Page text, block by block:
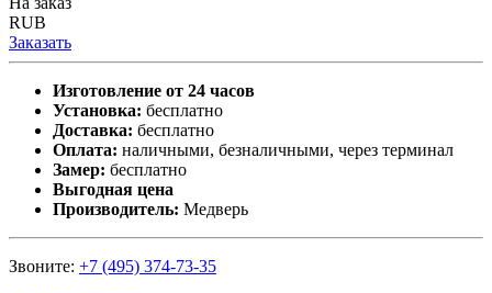
RUB
Заказать
Изготовление от 24 часов
Установка: бесплатно
Доставка: бесплатно
Оплата: наличными, безналичными, через терминал
Замер: бесплатно
Выгодная цена
Производитель: Медверь
Звоните: +7 (495) 374-73-35